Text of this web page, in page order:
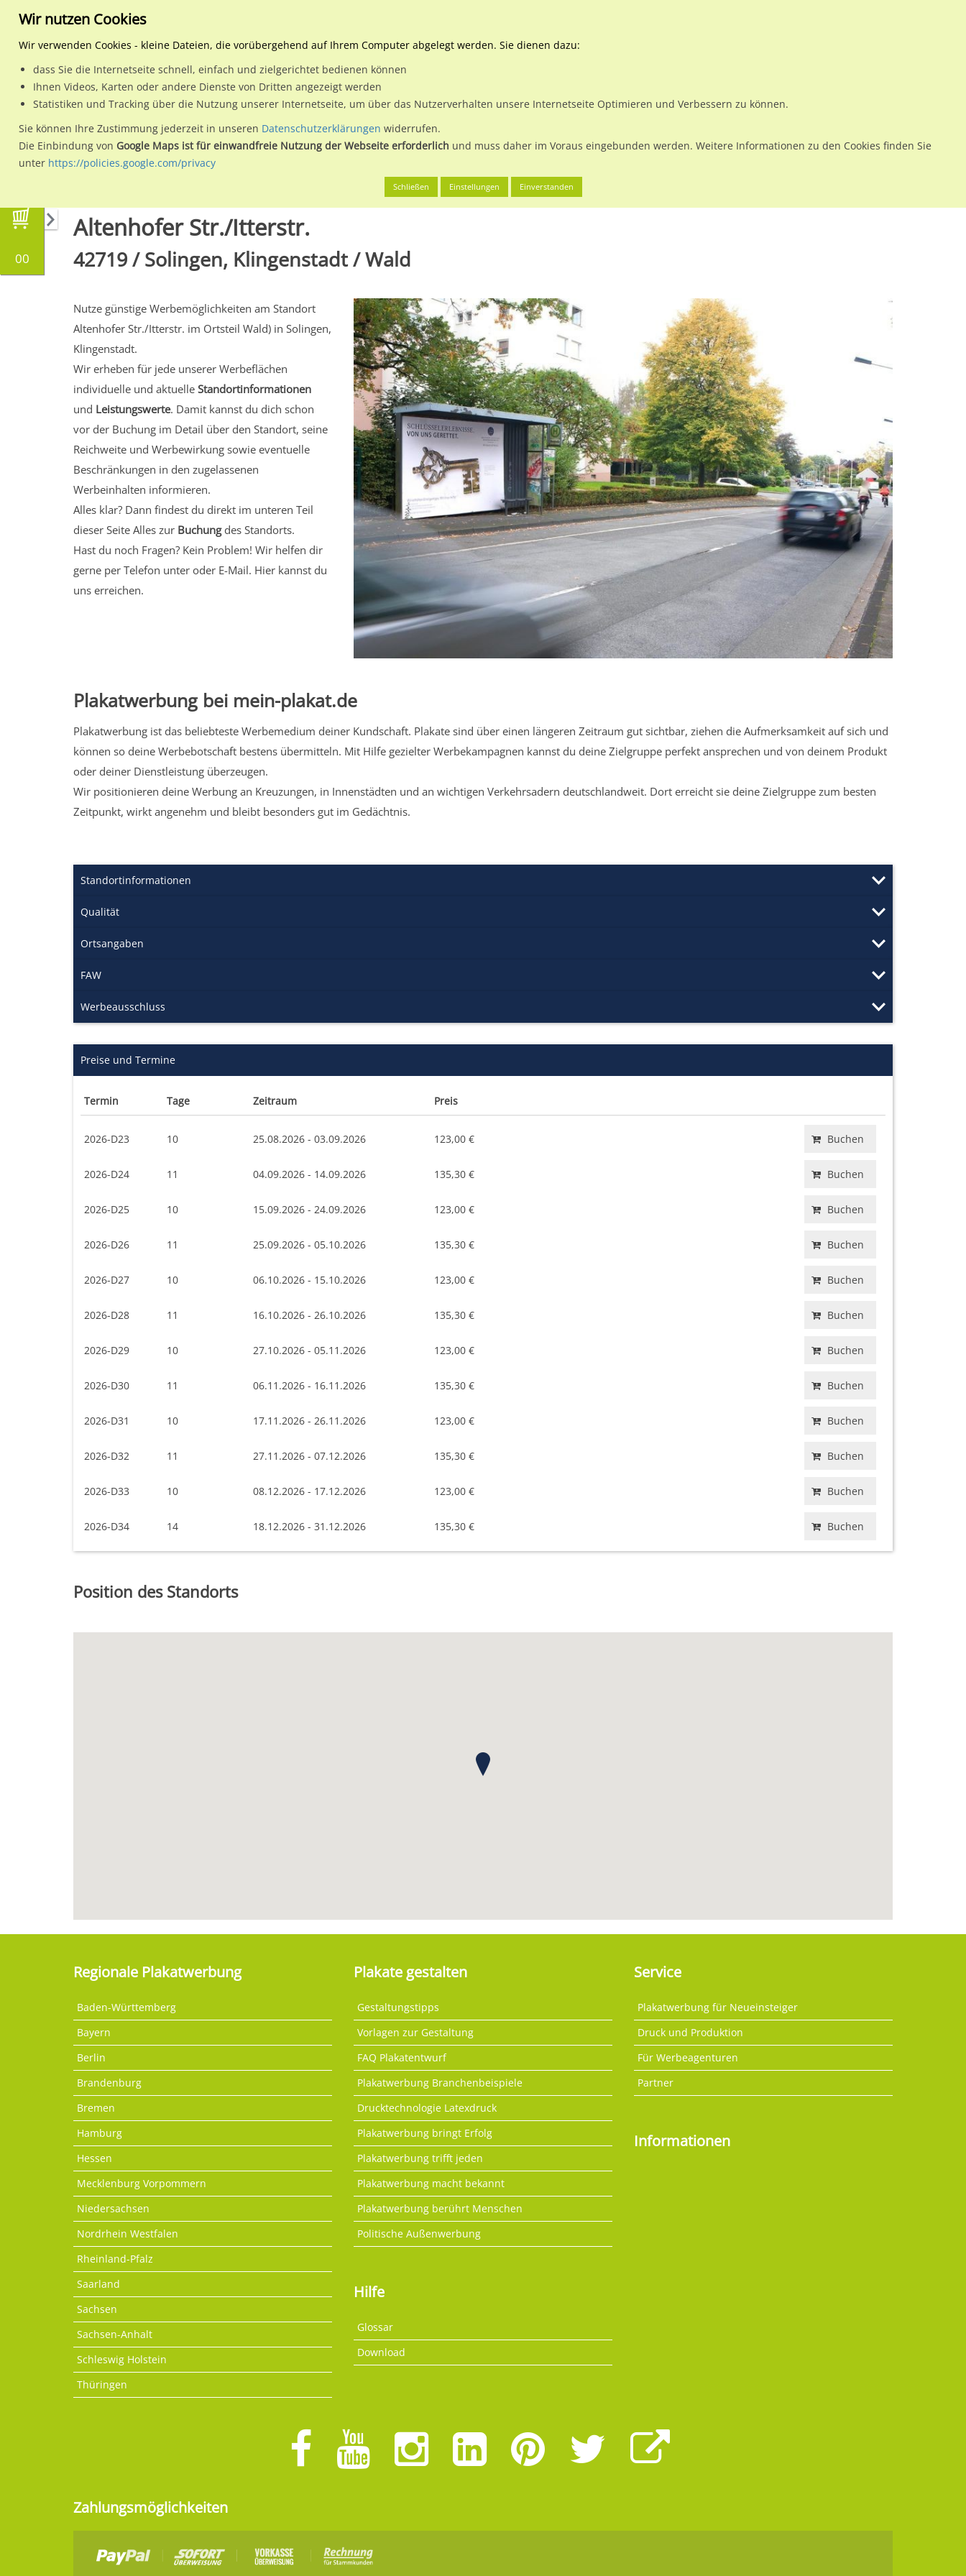
Planen & Buchen Plakatwerbung
Wähle den Werbestandort:
00
Solingen, Klingenstadt Altenhofer Str./Itterstr.
Altenhofer Str./Itterstr.
42719 / Solingen, Klingenstadt / Wald
Nutze günstige Werbemöglichkeiten am Standort
Altenhofer Str./Itterstr. im Ortsteil Wald) in Solingen,
Klingenstadt.
Wir erheben für jede unserer Werbeflächen
individuelle und aktuelle Standortinformationen
und Leistungswerte. Damit kannst du dich schon
vor der Buchung im Detail über den Standort, seine
Reichweite und Werbewirkung sowie eventuelle
Beschränkungen in den zugelassenen
Werbeinhalten informieren.
Alles klar? Dann findest du direkt im unteren Teil
dieser Seite Alles zur Buchungdes Standorts.
Hast du noch Fragen? Kein Problem! Wir helfen dir
gerne per Telefon unter oder E-Mail. Hier kannst du
uns erreichen.
Plakatwerbung bei mein-plakat.de
Plakatwerbung ist das beliebteste Werbemedium deiner Kundschaft. Plakate sind über einen längeren Zeitraum gut sichtbar, ziehen die Aufmerksamkeit auf sich und
können so deine Werbebotschaft bestens übermitteln. Mit Hilfe gezielter Werbekampagnen kannst du deine Zielgruppe perfekt ansprechen und von deinem Produkt
oder deiner Dienstleistung überzeugen.
Wir positionieren deine Werbung an Kreuzungen, in Innenstädten und an wichtigen Verkehrsadern deutschlandweit. Dort erreicht sie deine Zielgruppe zum besten
Zeitpunkt, wirkt angenehm und bleibt besonders gut im Gedächtnis.
Standortinformationen
Qualität
Ortsangaben
FAW
Werbeausschluss
Preise und Termine
Termin Tage Zeitraum Preis
2026-D23 10 25.08.2026 - 03.09.2026 123,00 € Buchen
2026-D24 11 04.09.2026 - 14.09.2026 135,30 € Buchen
2026-D25 10 15.09.2026 - 24.09.2026 123,00 € Buchen
2026-D26 11 25.09.2026 - 05.10.2026 135,30 € Buchen
2026-D27 10 06.10.2026 - 15.10.2026 123,00 € Buchen
2026-D28 11 16.10.2026 - 26.10.2026 135,30 € Buchen
2026-D29 10 27.10.2026 - 05.11.2026 123,00 € Buchen
2026-D30 11 06.11.2026 - 16.11.2026 135,30 € Buchen
2026-D31 10 17.11.2026 - 26.11.2026 123,00 € Buchen
2026-D32 11 27.11.2026 - 07.12.2026 135,30 € Buchen
2026-D33 10 08.12.2026 - 17.12.2026 123,00 € Buchen
2026-D34 14 18.12.2026 - 31.12.2026 135,30 € Buchen
Position des Standorts
Regionale Plakatwerbung
Baden-Württemberg
Bayern
Berlin
Brandenburg
Bremen
Hamburg
Hessen
Mecklenburg Vorpommern
Niedersachsen
Nordrhein Westfalen
Rheinland-Pfalz
Saarland
Sachsen
Sachsen-Anhalt
Schleswig Holstein
Thüringen
Plakate gestalten
Gestaltungstipps
Vorlagen zur Gestaltung
FAQ Plakatentwurf
Plakatwerbung Branchenbeispiele
Drucktechnologie Latexdruck
Plakatwerbung bringt Erfolg
Plakatwerbung trifft jeden
Plakatwerbung macht bekannt
Plakatwerbung berührt Menschen
Politische Außenwerbung
Hilfe
Glossar
Download
Service
Plakatwerbung für Neueinsteiger
Druck und Produktion
Für Werbeagenturen
Partner
Informationen
Zahlungsmöglichkeiten
Wir nutzen Cookies
Wir verwenden Cookies - kleine Dateien, die vorübergehend auf Ihrem Computer abgelegt werden. Sie dienen dazu:
dass Sie die Internetseite schnell, einfach und zielgerichtet bedienen können
Ihnen Videos, Karten oder andere Dienste von Dritten angezeigt werden
Statistiken und Tracking über die Nutzung unserer Internetseite, um über das Nutzerverhalten unsere Internetseite Optimieren und Verbessern zu können.
Sie können Ihre Zustimmung jederzeit in unseren Datenschutzerklärungen widerrufen.
Die Einbindung von Google Maps ist für einwandfreie Nutzung der Webseite erforderlich und muss daher im Voraus eingebunden werden. Weitere Informationen zu den Cookies finden Sie
unter https://policies.google.com/privacy
Schließen Einstellungen Einverstanden